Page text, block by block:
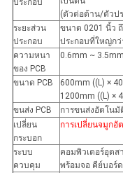
ประกอบ
(ตัวต่อต้าน/ตัวปร
ระยะส่วน
ประกอบ
ขนาด 0201 นิ้ว
ประกอบที่ใหญ่กว่
ความหนา
ของ PCB
0.6mm ~ 3.5mm
ขนาด PCB
600mm ((L) ×
1200mm ((L) ×
ขนส่ง PCB
การขนส่งอัตโนมั
เปลี่ยน
กระบอก
การเปลี่ยนจมูกอั
ระบบ
ควบคุม
คอมพิวเตอร์อุตส
พร้อมจอ คีย์บอร์